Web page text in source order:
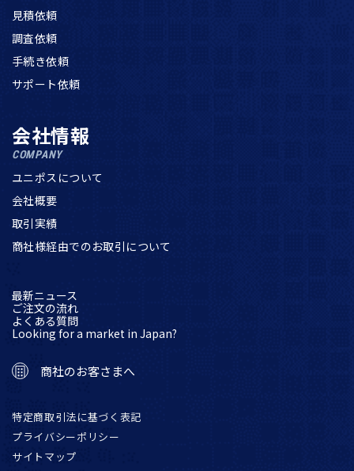
見積依頼
調査依頼
手続き依頼
サポート依頼
会社情報
COMPANY
ユニポスについて
会社概要
取引実績
商社様経由でのお取引について
最新ニュース
ご注文の流れ
よくある質問
Looking for a market in Japan?
商社のお客さまへ
特定商取引法に基づく表記
プライバシーポリシー
サイトマップ